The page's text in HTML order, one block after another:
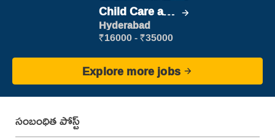
Child Care and
Patient care
Hyderabad
₹16000 - ₹35000
Explore more jobs
సంబంధిత పోస్ట్